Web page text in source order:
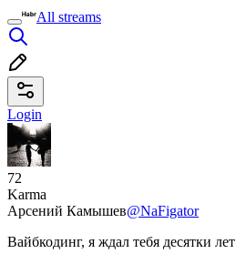
All streams
Login
72
Karma
Арсений Камышев@NaFigator
Вайбкодинг, я ждал тебя десятки